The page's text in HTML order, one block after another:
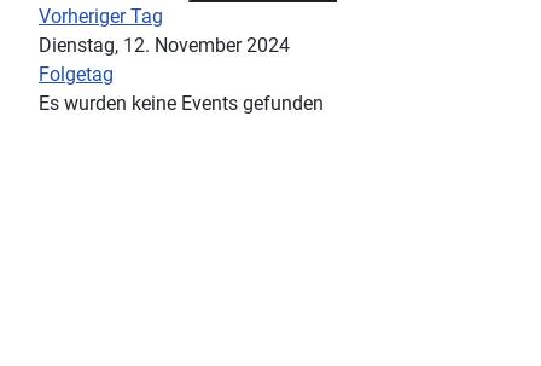
Vorheriger Tag
Dienstag, 12. November 2024
Folgetag
Es wurden keine Events gefunden